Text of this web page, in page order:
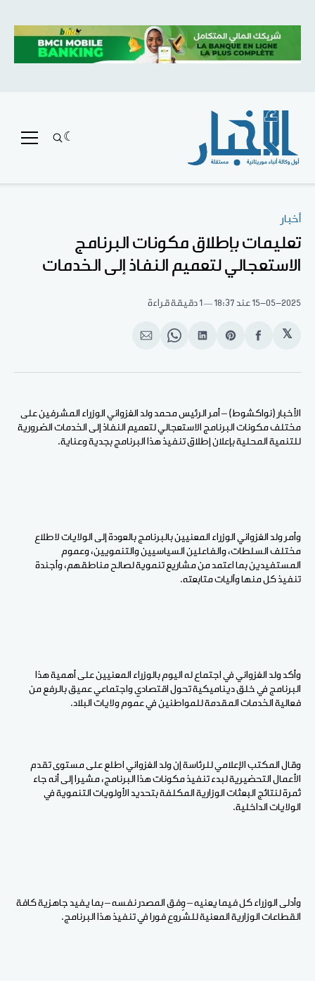
أخبار
تعليمات بإطلاق مكونات البرنامج
الاستعجالي لتعميم النفاذ إلى الخدمات
15-05-2025 عند 18:37 1 دقيقة قراءة
𝕏
انشر
الفيسبوك
Share
Pinterest
انشر
لينكد
Share
WhatsApp
انشر
الإيميل
الأخبار (نواكشوط) – أمر الرئيس محمد ولد الغزواني الوزراء المشرفين على
مختلف مكونات البرنامج الاستعجالي لتعميم النفاذ إلى الخدمات الضرورية
للتنمية المحلية بإعلان إطلاق تنفيذ هذا البرنامج بجدية وعناية.
وأمر ولد الغزواني الوزراء المعنيين بالبرنامج بالعودة إلى الولايات لاطلاع
مختلف السلطات، والفاعلين السياسيين والتنمويين، وعموم
المستفيدين بما اعتمد من مشاريع تنموية لصالح مناطقهم، وأجندة
تنفيذ كل منها وآليات متابعته.
وأكد ولد الغزواني في اجتماع له اليوم بالوزراء المعنيين على أهمية هذا
البرنامج في خلق ديناميكية تحول اقتصادي واجتماعي عميق بالرفع من
فعالية الخدمات المقدمة للمواطنين في عموم ولايات البلاد.
وقال المكتب الإعلامي للرئاسة إن ولد الغزواني اطلع على مستوى تقدم
الأعمال التحضيرية لبدء تنفيذ مكونات هذا البرنامج، مشيرا إلى أنه جاء
ثمرة لنتائج البعثات الوزارية المكلفة بتحديد الأولويات التنموية في
الولايات الداخلية.
وأدلى الوزراء كل فيما يعنيه – وِفق المصدر نفسه – بما يفيد جاهزية كافة
القطاعات الوزارية المعنية للشروع فورا في تنفيذ هذا البرنامج.